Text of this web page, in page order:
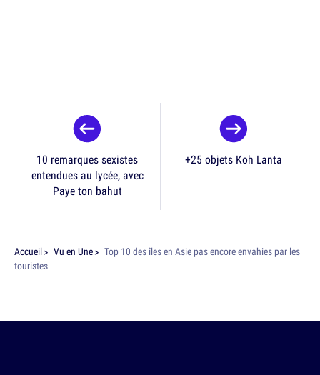
10 remarques sexistes
entendues au lycée, avec
Paye ton bahut
+25 objets Koh Lanta
Accueil Vu en Une
Top 10 des îles en Asie pas encore envahies par les
touristes